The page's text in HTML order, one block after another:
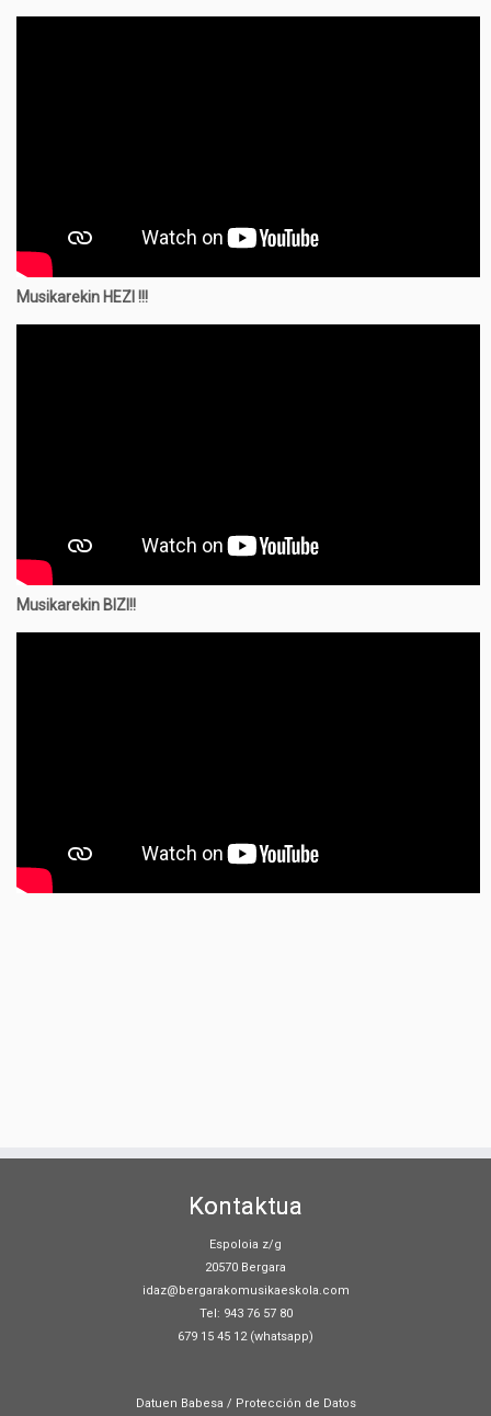
Musikarekin HEZI !!!
Musikarekin BIZI!!
Kontaktua
Espoloia z/g
20570 Bergara
idaz@bergarakomusikaeskola.com
Tel: 943 76 57 80
679 15 45 12 (whatsapp)
Datuen Babesa / Protección de Datos